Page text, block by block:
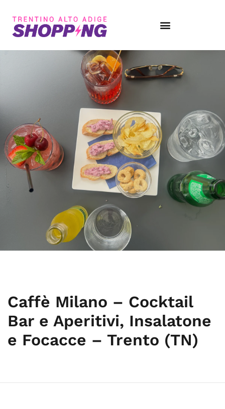
Caffè Milano – Cocktail
Bar e Aperitivi, Insalatone
e Focacce – Trento (TN)